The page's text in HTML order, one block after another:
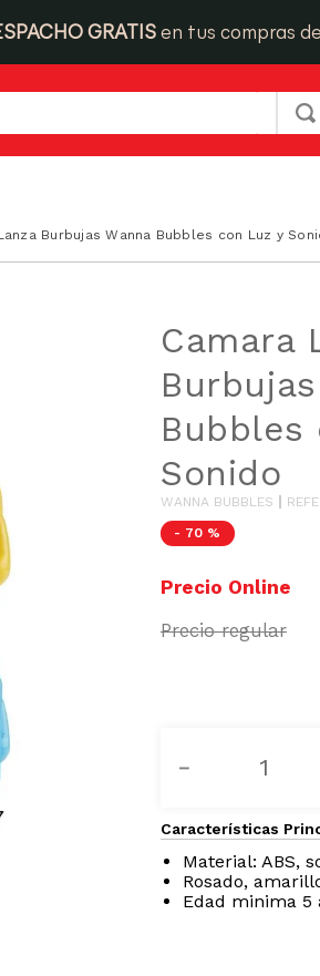
GRATIS en tus compras
Burbujas Wanna Bubbles con Luz y
Camara
Bubbles
Sonido
WANNA BUBBLES
- 70 %
－
Características
Material: ABS,
Rosado,
Edad minima 5